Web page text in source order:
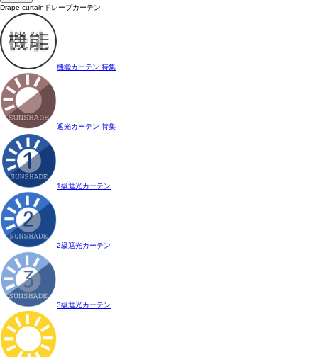
Drape curtain ドレープカーテン
機能カーテン 特集
遮光カーテン 特集
1級遮光カーテン
2級遮光カーテン
3級遮光カーテン